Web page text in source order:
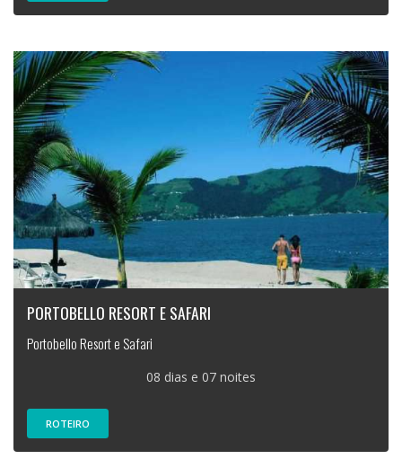
PORTOBELLO RESORT E SAFARI
Portobello Resort e Safari
08 dias e 07 noites
ROTEIRO